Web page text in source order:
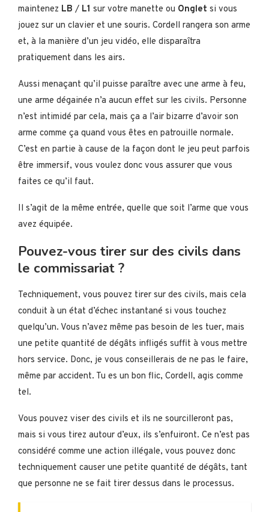
maintenez LB / L1 sur votre manette ou Onglet si vous
jouez sur un clavier et une souris. Cordell rangera son arme
et, à la manière d’un jeu vidéo, elle disparaîtra
pratiquement dans les airs.
Aussi menaçant qu’il puisse paraître avec une arme à feu,
une arme dégainée n’a aucun effet sur les civils. Personne
n’est intimidé par cela, mais ça a l’air bizarre d’avoir son
arme comme ça quand vous êtes en patrouille normale.
C’est en partie à cause de la façon dont le jeu peut parfois
être immersif, vous voulez donc vous assurer que vous
faites ce qu’il faut.
Il s’agit de la même entrée, quelle que soit l’arme que vous
avez équipée.
Pouvez-vous tirer sur des civils dans
le commissariat ?
Techniquement, vous pouvez tirer sur des civils, mais cela
conduit à un état d’échec instantané si vous touchez
quelqu’un. Vous n’avez même pas besoin de les tuer, mais
une petite quantité de dégâts infligés suffit à vous mettre
hors service. Donc, je vous conseillerais de ne pas le faire,
même par accident. Tu es un bon flic, Cordell, agis comme
tel.
Vous pouvez viser des civils et ils ne sourcilleront pas,
mais si vous tirez autour d’eux, ils s’enfuiront. Ce n’est pas
considéré comme une action illégale, vous pouvez donc
techniquement causer une petite quantité de dégâts, tant
que personne ne se fait tirer dessus dans le processus.